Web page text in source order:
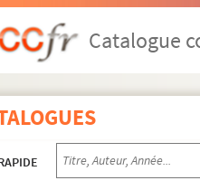
Catalogue
La prise de Berg-op-Zoom :
La prisonnière : pièce en 3
Maurice Hennequin. Un
Le procès de Mary Dugan :
Le procès d'Oscar Wilde :